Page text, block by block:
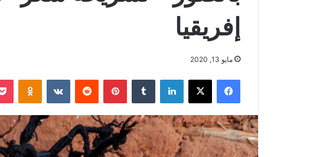
إفريقيا
مايو 13, 2020
فيسبوك ‫X لينكدإن بينتيريست